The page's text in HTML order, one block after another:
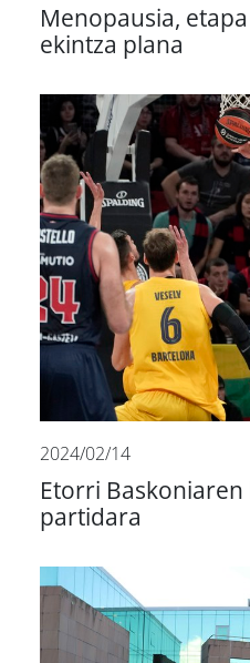
Menopausia,
ekintza plana
2024/02/14
Etorri
partidara